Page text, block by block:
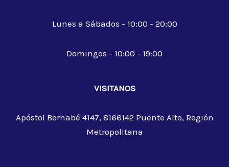
Lunes a Sábados - 10:00 - 20:00
Domingos - 10:00 - 19:00
VISITANOS
Apóstol Bernabé 4147, 8166142 Puente Alto, Región
Metropolitana